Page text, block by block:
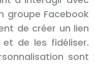
groupe Facebook
de créer un lien
de les fidéliser.
sont